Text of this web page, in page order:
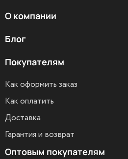
О компании
Блог
Покупателям
Как оформить заказ
Как оплатить
Доставка
Гарантия и возврат
Оптовым покупателям